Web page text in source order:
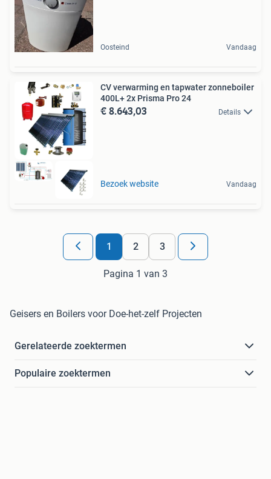
Oosteind Vandaag
CV verwarming en tapwater zonneboiler
400L+ 2x Prisma Pro 24
€ 8.643,03 Details
Bezoek website Vandaag
1 2 3
Pagina 1 van 3
Geisers en Boilers voor Doe-het-zelf Projecten
Gerelateerde zoektermen
Populaire zoektermen